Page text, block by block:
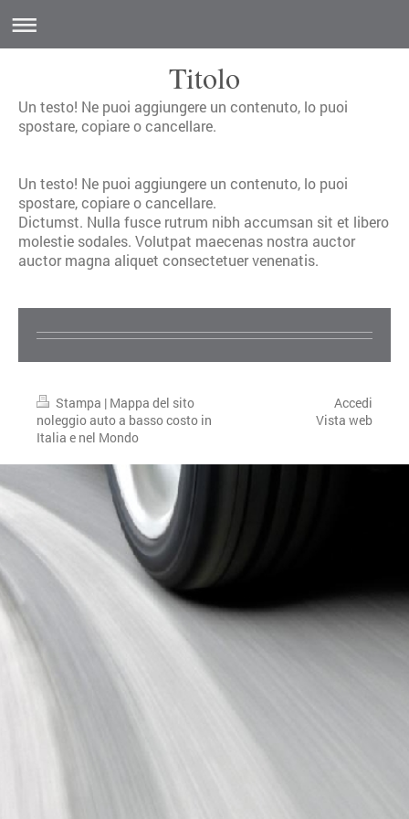
Titolo
Un testo! Ne puoi aggiungere un contenuto, lo puoi
spostare, copiare o cancellare.
Un testo! Ne puoi aggiungere un contenuto, lo puoi
spostare, copiare o cancellare.
Dictumst. Nulla fusce rutrum nibh accumsan sit et libero
molestie sodales. Volutpat maecenas nostra auctor
auctor magna aliquet consectetuer venenatis.
Stampa | Mappa del sito
noleggio auto a basso costo in
Italia e nel Mondo
Accedi
Vista web